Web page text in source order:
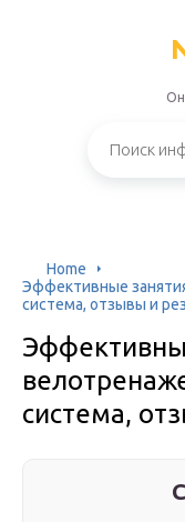
Home
Эффективные
система, отзывы и
система,